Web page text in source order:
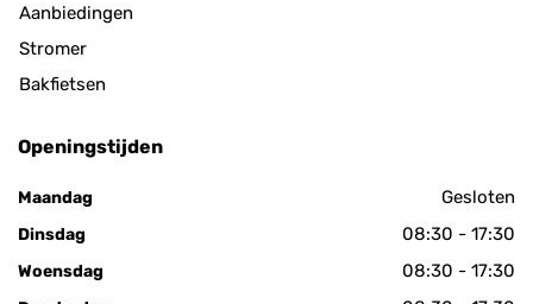
Aanbiedingen
Stromer
Bakfietsen
Openingstijden
Maandag Gesloten
Dinsdag 08:30 - 17:30
Woensdag 08:30 - 17:30